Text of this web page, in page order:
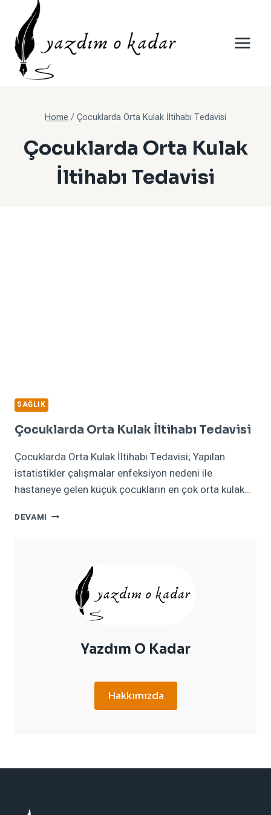
content
Home/Çocuklarda Orta Kulak İltihabı Tedavisi
Çocuklarda Orta Kulak
İltihabı Tedavisi
SAĞLIK
Çocuklarda Orta Kulak İltihabı Tedavisi
Çocuklarda Orta Kulak İltihabı Tedavisi; Yapılan
istatistikler çalışmalar enfeksiyon nedeni ile
hastaneye gelen küçük çocukların en çok orta kulak…
DEVAMI ÇOCUKLARDA
Yazdım O Kadar
Hakkımızda